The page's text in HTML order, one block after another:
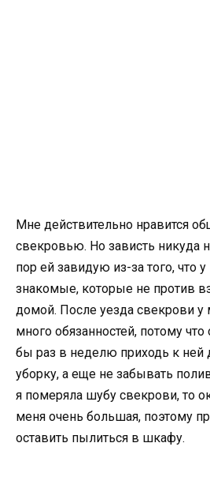
Мне действительно нравится
свекровью. Но зависть никуда
пор ей завидую из-за того, что у
знакомые, которые не против
домой. После уезда свекрови
много обязанностей, потому что
бы раз в неделю приходь к ней
уборку, а еще не забывать
я померяла шубу свекрови, то
меня очень большая, поэтому
оставить пылиться в шкафу.